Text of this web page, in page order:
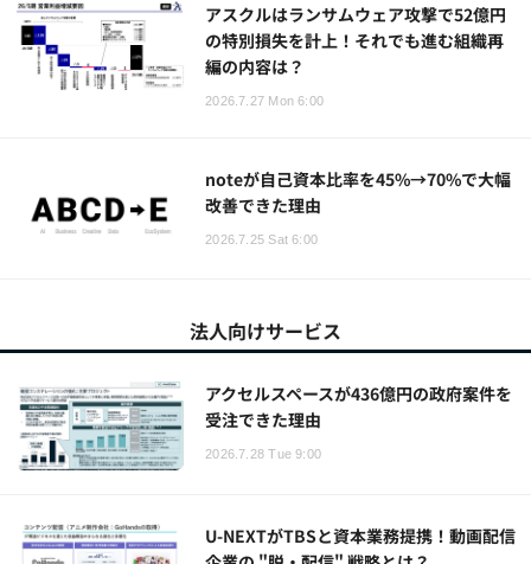
アスクルはランサムウェア攻撃で52億円
の特別損失を計上！それでも進む組織再
編の内容は？
2026.7.27 Mon 6:00
noteが自己資本比率を45%→70%で大幅
改善できた理由
2026.7.25 Sat 6:00
法人向けサービス
アクセルスペースが436億円の政府案件を
受注できた理由
2026.7.28 Tue 9:00
U-NEXTがTBSと資本業務提携！動画配信